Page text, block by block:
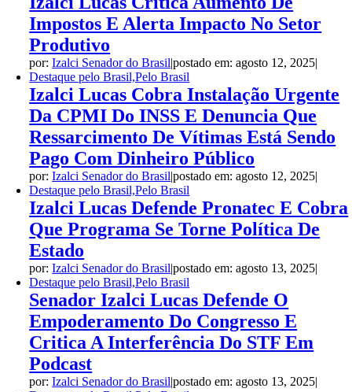
Impostos E Alerta Impacto No Setor
Produtivo
por:Izalci Senador do Brasil|postado em: agosto 12, 2025|
Destaque pelo Brasil,Pelo Brasil
Izalci Lucas Cobra Instalação Urgente
Da CPMI Do INSS E Denuncia Que
Ressarcimento De Vítimas Está Sendo
Pago Com Dinheiro Público
por:Izalci Senador do Brasil|postado em: agosto 12, 2025|
Destaque pelo Brasil,Pelo Brasil
Izalci Lucas Defende Pronatec E Cobra
Que Programa Se Torne Política De
Estado
por:Izalci Senador do Brasil|postado em: agosto 13, 2025|
Destaque pelo Brasil,Pelo Brasil
Senador Izalci Lucas Defende O
Empoderamento Do Congresso E
Critica A Interferência Do STF Em
Podcast
por:Izalci Senador do Brasil|postado em: agosto 13, 2025|